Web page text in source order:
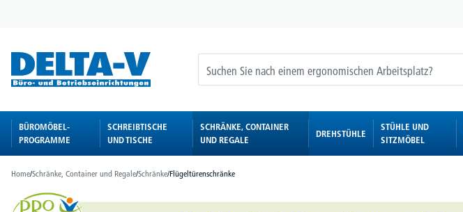
BÜROMÖBEL-
PROGRAMME
SCHREIBTISCHE
UND TISCHE
SCHRÄNKE, CONTAINER
UND REGALE
DREHSTÜHLE
STÜHLE UND
SITZMÖBEL
Home/Schränke, Container und Regale/Schränke/Flügeltürenschränke